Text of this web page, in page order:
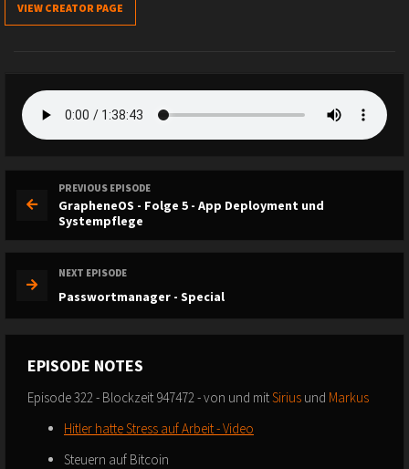
VIEW CREATOR PAGE
PREVIOUS EPISODE
GrapheneOS - Folge 5 - App Deployment und
Systempflege
NEXT EPISODE
Passwortmanager - Special
EPISODE NOTES
Episode 322 - Blockzeit 947472 - von und mitSirius und Markus
Hitler hatte Stress auf Arbeit - Video
Steuern auf Bitcoin